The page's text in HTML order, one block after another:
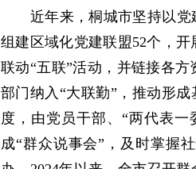
近年来，桐城市坚持以党建
组建区域化党建联盟52个，
联动“五联”活动，并链接各
部门纳入“大联勤”，推动形
度，由党员干部、“两代表一
成“群众说事会”，及时掌握